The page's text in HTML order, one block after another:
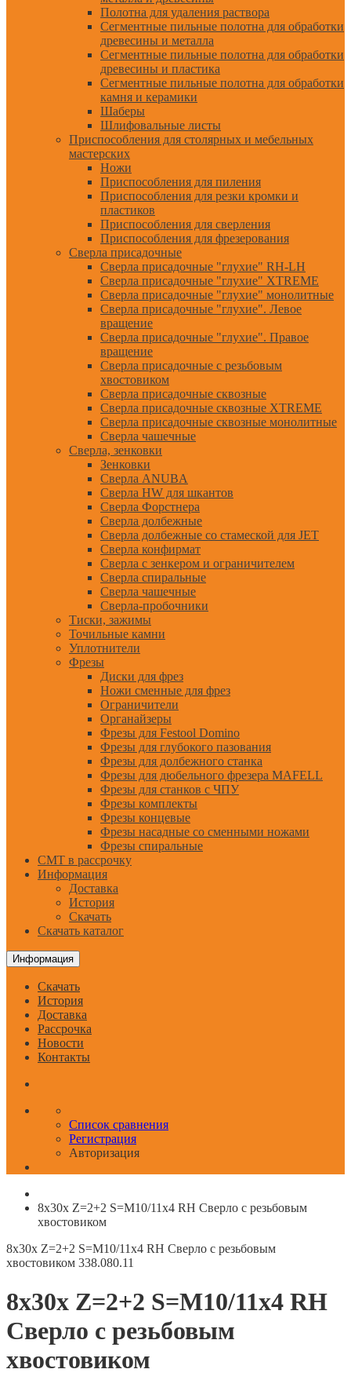
Полотна для удаления раствора
Сегментные пильные полотна для обработки
древесины и металла
Сегментные пильные полотна для обработки
древесины и пластика
Сегментные пильные полотна для обработки
камня и керамики
Шаберы
Шлифовальные листы
Приспособления для столярных и мебельных
мастерских
Ножи
Приспособления для пиления
Приспособления для резки кромки и
пластиков
Приспособления для сверления
Приспособления для фрезерования
Сверла присадочные
Сверла присадочные "глухие" RH-LH
Сверла присадочные "глухие" XTREME
Сверла присадочные "глухие" монолитные
Сверла присадочные "глухие". Левое
вращение
Сверла присадочные "глухие". Правое
вращение
Сверла присадочные с резьбовым
хвостовиком
Сверла присадочные сквозные
Сверла присадочные сквозные XTREME
Сверла присадочные сквозные монолитные
Сверла чашечные
Сверла, зенковки
Зенковки
Сверла ANUBA
Сверла HW для шкантов
Сверла Форстнера
Сверла долбежные
Сверла долбежные со стамеской для JET
Сверла конфирмат
Сверла с зенкером и ограничителем
Сверла спиральные
Сверла чашечные
Сверла-пробочники
Тиски, зажимы
Точильные камни
Уплотнители
Фрезы
Диски для фрез
Ножи сменные для фрез
Ограничители
Органайзеры
Фрезы для Festool Domino
Фрезы для глубокого пазования
Фрезы для долбежного станка
Фрезы для дюбельного фрезера MAFELL
Фрезы для станков с ЧПУ
Фрезы комплекты
Фрезы концевые
Фрезы насадные со сменными ножами
Фрезы спиральные
CMT в рассрочку
Информация
Доставка
История
Скачать
Скачать каталог
Информация
Скачать
История
Доставка
Рассрочка
Новости
Контакты
Список сравнения
Регистрация
Авторизация
8x30x Z=2+2 S=M10/11x4 RH Сверло с резьбовым
хвостовиком
8x30x Z=2+2 S=M10/11x4 RH Сверло с резьбовым
хвостовиком 338.080.11
8x30x Z=2+2 S=M10/11x4 RH
Сверло с резьбовым
хвостовиком